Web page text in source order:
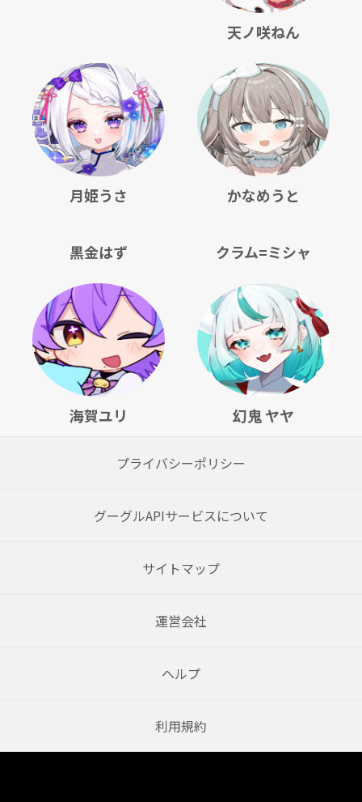
天ノ咲ねん
月姫うさ かなめうと
黒金はず クラム=ミシャ
海賀ユリ 幻鬼 ヤヤ
プライバシーポリシー
グーグルAPIサービスについて
サイトマップ
運営会社
ヘルプ
利用規約